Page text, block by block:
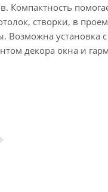
створки, в
установка
декора окна и